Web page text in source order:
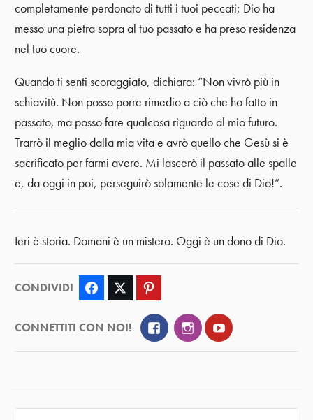
completamente perdonato di tutti i tuoi peccati; Dio ha
messo una pietra sopra al tuo passato e ha preso residenza
nel tuo cuore.
Quando ti senti scoraggiato, dichiara: “Non vivrò più in
schiavitù. Non posso porre rimedio a ciò che ho fatto in
passato, ma posso fare qualcosa riguardo al mio futuro.
Trarrò il meglio dalla mia vita e avrò quello che Gesù si è
sacrificato per farmi avere. Mi lascerò il passato alle spalle
e, da oggi in poi, perseguirò solamente le cose di Dio!”.
Ieri è storia. Domani è un mistero. Oggi è un dono di Dio.
CONDIVIDI Facebook Twitter
CONNETTITI CON NOI! FacebookInstagramYouTube